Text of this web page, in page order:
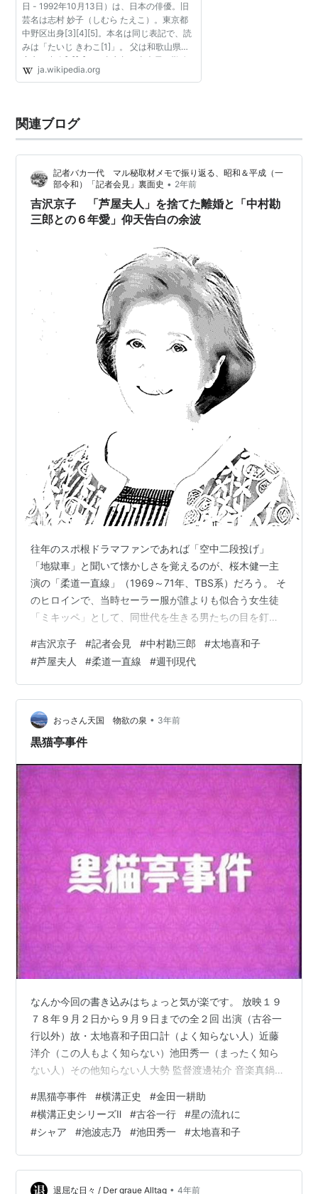
日 - 1992年10月13日）は、日本の俳優。旧
芸名は志村 妙子（しむら たえこ）。東京都
中野区出身[3][4][5]。本名は同じ表記で、読
みは「たいじ きわこ[1]」。 父は和歌山県新
宮市の出身[6][5]で、東京都の土木局に勤務
していた[7]。太地は自身の出生について「自
ja.wikipedia.org
関連ブログ
記者バカ一代 マル秘取材メモで振り返る、昭和＆平成（一
部令和）「記者会見」裏面史 • 2年前
吉沢京子 「芦屋夫人」を捨てた離婚と「中村勘
三郎との６年愛」仰天告白の余波
往年のスポ根ドラマファンであれば「空中二段投げ」
「地獄車」と聞いて懐かしさを覚えるのが、桜木健一主
演の「柔道一直線」（1969～71年、TBS系）だろう。 そ
のヒロインで、当時セーラー服が誰よりも似合う女生徒
「ミキッペ」として、同世代を生きる男たちの目を釘付
た彼女は、東宝の青春映画「燃えろ！太陽」でデビュ
ー。 ２年後に「柔道一直線」で、桜木扮する一条直也の
ガールフレンド・高原ミキ役で大ブレイクすることにな
る。 そんな彼女が大阪・梅田コマ劇場オーナーの次男で
東宝社員の男性と結婚したのは、1983年。同年11月10
日、東京ヒルトンホテルで記者会…
#吉沢京子 #記者会見 #中村勘三郎 #太地喜和子
#芦屋夫人 #柔道一直線 #週刊現代
おっさん天国 物欲の泉 • 3年前
黒猫亭事件
なんか今回の書き込みはちょっと気が楽です。 放映１９
７８年９月２日から９月９日までの全２回 出演（古谷一
行以外）故・太地喜和子田口計（よく知らない人）近藤
洋介（この人もよく知らない）池田秀一（まったく知ら
ない人）その他知らない人大勢 監督渡邊祐介 音楽真鍋理
う寺院の裏手にある酒場、『黒猫亭』の裏庭から変死体
が発見された。遺体は３０歳前後の女性と推定された
が、衣服はなく、また顔や身体の特徴ある部分が無残に
傷付けられ、身元の確認が極めて困難な状況であった。
警察は捜査の計画、被害者を黒猫亭の経営者・糸島大伍
の愛人鮎子と断定、店を売り払い失踪した糸島…
#黒猫亭事件 #横溝正史 #金田一耕助
#横溝正史シリーズⅡ #古谷一行 #星の流れに
#シャア #池波志乃 #池田秀一 #太地喜和子
退屈な日々 / Der graue Alltag • 4年前